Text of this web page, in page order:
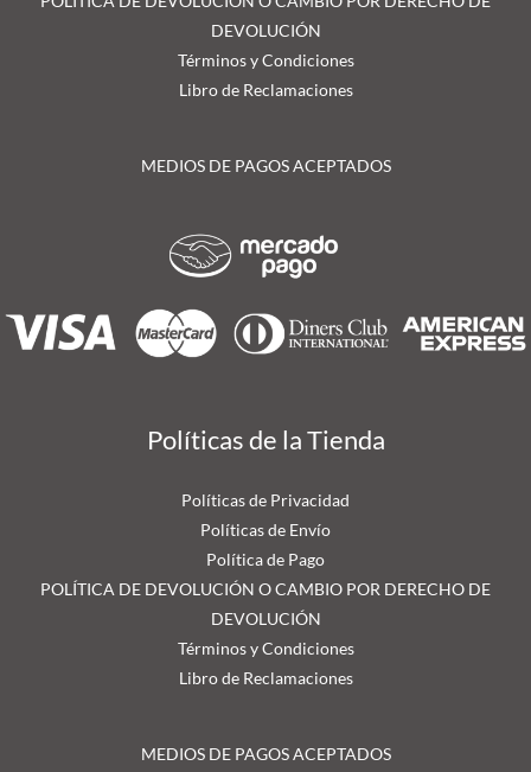
DEVOLUCIÓN
Términos y Condiciones
Libro de Reclamaciones
MEDIOS DE PAGOS ACEPTADOS
Políticas de la Tienda
Políticas de Privacidad
Políticas de Envío
Política de Pago
POLÍTICA DE DEVOLUCIÓN O CAMBIO POR DERECHO DE
DEVOLUCIÓN
Términos y Condiciones
Libro de Reclamaciones
MEDIOS DE PAGOS ACEPTADOS